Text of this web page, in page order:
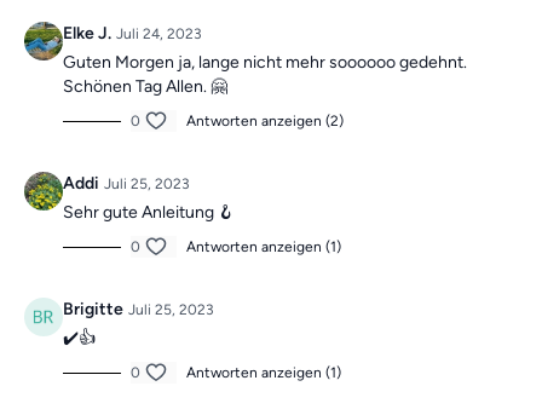
Elke J. Juli 24, 2023
Guten Morgen ja, lange nicht mehr soooooo gedehnt.
Schönen Tag Allen. 🤗
0 Antworten anzeigen (2)
Addi Juli 25, 2023
Sehr gute Anleitung 🪝
0 Antworten anzeigen (1)
Brigitte Juli 25, 2023
✔️👍
0 Antworten anzeigen (1)